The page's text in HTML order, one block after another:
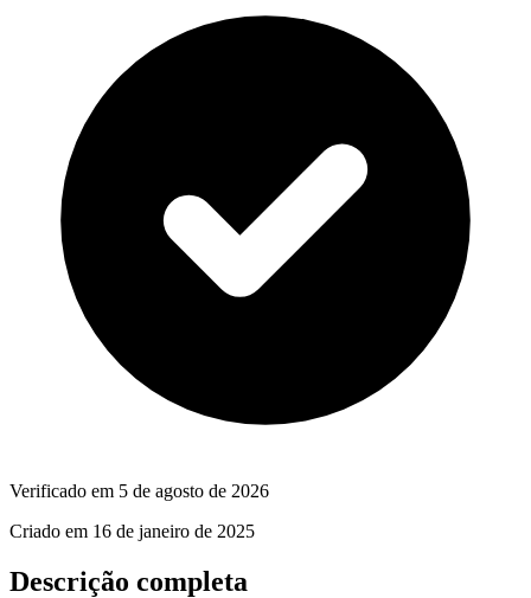
Verificado em 5 de agosto de 2026
Criado em 16 de janeiro de 2025
Descrição completa